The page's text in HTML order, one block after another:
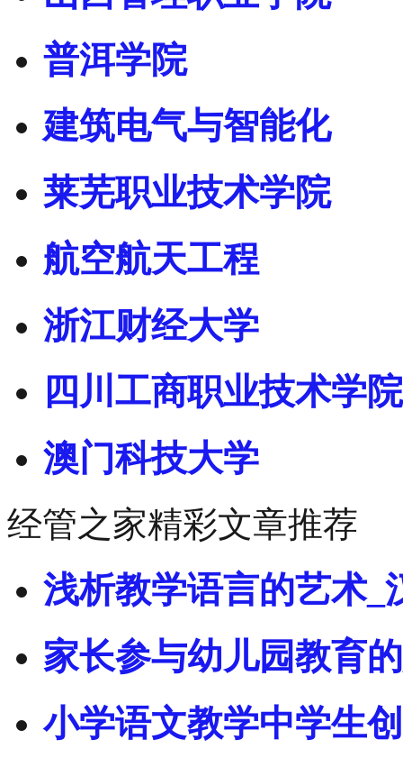
普洱学院
建筑电气与智能化
莱芜职业技术学院
航空航天工程
浙江财经大学
四川工商职业技术学院
澳门科技大学
经管之家精彩文章推荐
浅析教学语言的艺术_
家长参与幼儿园教育
小学语文教学中学生